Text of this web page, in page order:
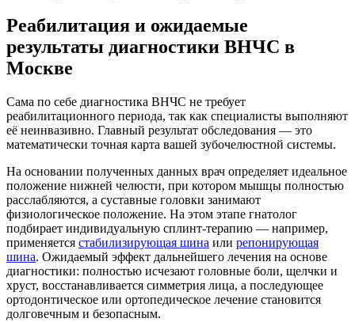
Реабилитация и ожидаемые
результаты диагностики ВНЧС в
Москве
Сама по себе диагностика ВНЧС не требует
реабилитационного периода, так как специалисты выполняют
её неинвазивно. Главный результат обследования — это
математически точная карта вашей зубочелюстной системы.
На основании полученных данных врач определяет идеальное
положение нижней челюсти, при котором мышцы полностью
расслабляются, а суставные головки занимают
физиологическое положение. На этом этапе гнатолог
подбирает индивидуальную сплинт-терапию — например,
применяется стабилизирующая шина или репонирующая
шина. Ожидаемый эффект дальнейшего лечения на основе
диагностики: полностью исчезают головные боли, щелчки и
хруст, восстанавливается симметрия лица, а последующее
ортодонтическое или ортопедическое лечение становится
долговечным и безопасным.